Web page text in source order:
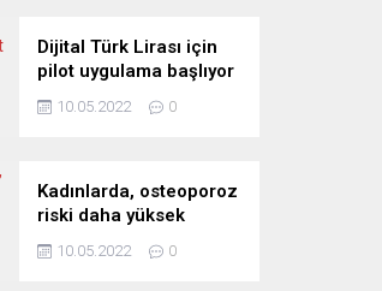
Dijital Türk Lirası için
pilot uygulama başlıyor
10.05.2022 0
Kadınlarda, osteoporoz
riski daha yüksek
10.05.2022 0